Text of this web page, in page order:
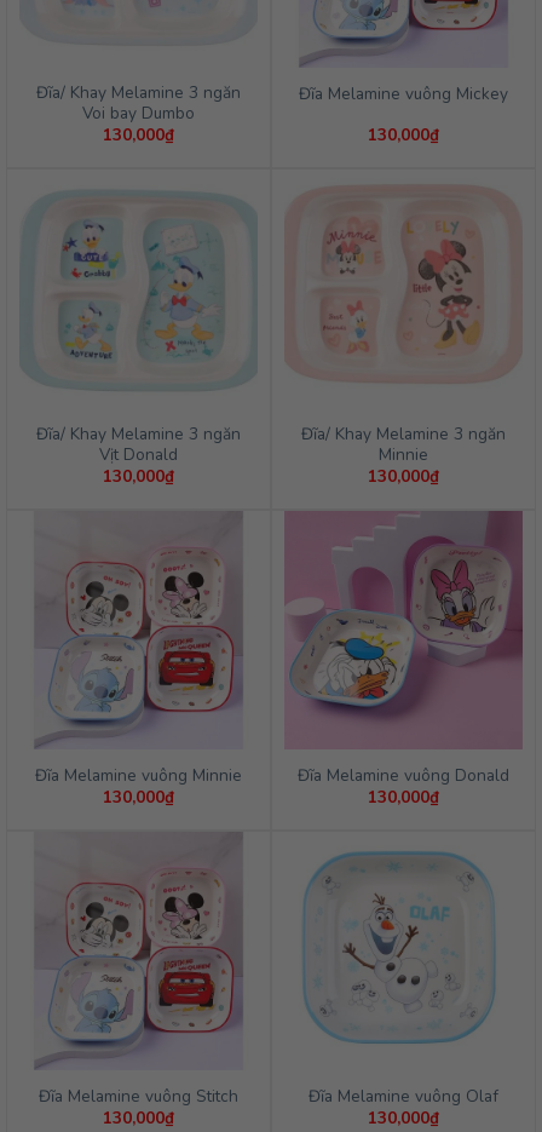
Đĩa/ Khay Melamine 3 ngăn
Voi bay Dumbo
130,000₫
Đĩa Melamine vuông Mickey
130,000₫
Đĩa/ Khay Melamine 3 ngăn
Vịt Donald
130,000₫
Đĩa/ Khay Melamine 3 ngăn
Minnie
130,000₫
Đĩa Melamine vuông Minnie
130,000₫
Đĩa Melamine vuông Donald
130,000₫
Đĩa Melamine vuông Stitch
130,000₫
Đĩa Melamine vuông Olaf
130,000₫